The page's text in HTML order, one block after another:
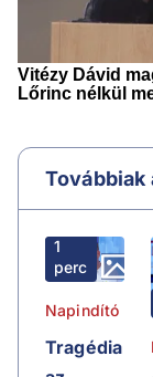
Továbbiak
1
perc
Napindító
Tragédia